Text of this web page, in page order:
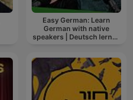
Easy German: Learn
German with native
speakers | Deutsch lernen